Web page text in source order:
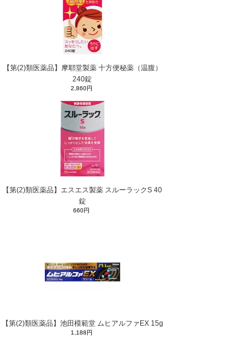
【第(2)類医薬品】摩耶堂製薬 十方便秘薬（温腹）
240錠
2,860円
【第(2)類医薬品】エスエス製薬 スルーラックS 40
錠
660円
【第(2)類医薬品】池田模範堂 ムヒアルファEX 15g
1,188円